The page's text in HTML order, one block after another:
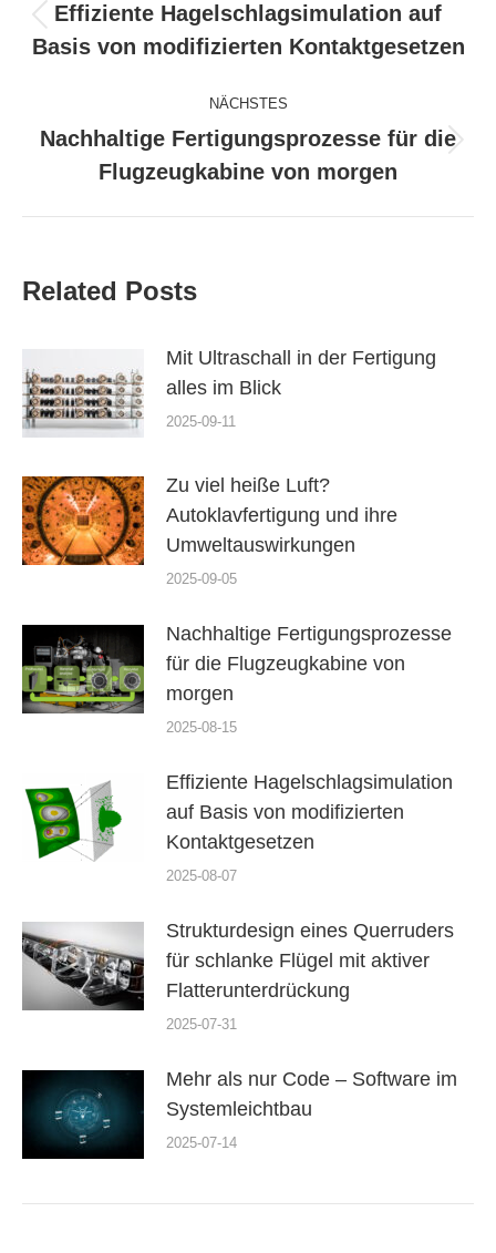
Vorheriger
Beitrag:
Effiziente Hagelschlagsimulation auf
Basis von modifizierten Kontaktgesetzen
NÄCHSTES
Nächster
Beitrag:
Nachhaltige Fertigungsprozesse für die
Flugzeugkabine von morgen
Related Posts
Mit Ultraschall in der Fertigung
alles im Blick
2025-09-11
Zu viel heiße Luft?
Autoklavfertigung und ihre
Umweltauswirkungen
2025-09-05
Nachhaltige Fertigungsprozesse
für die Flugzeugkabine von
morgen
2025-08-15
Effiziente Hagelschlagsimulation
auf Basis von modifizierten
Kontaktgesetzen
2025-08-07
Strukturdesign eines Querruders
für schlanke Flügel mit aktiver
Flatterunterdrückung
2025-07-31
Mehr als nur Code – Software im
Systemleichtbau
2025-07-14